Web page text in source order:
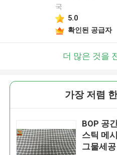
국
5.0
확인된 공급자
더 많은 것을
가장 저렴
BOP 공
스틱 메
그물세공